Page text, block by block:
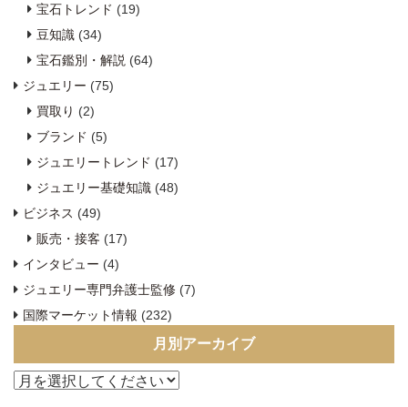
宝石トレンド (19)
豆知識 (34)
宝石鑑別・解説 (64)
ジュエリー (75)
買取り (2)
ブランド (5)
ジュエリートレンド (17)
ジュエリー基礎知識 (48)
ビジネス (49)
販売・接客 (17)
インタビュー (4)
ジュエリー専門弁護士監修 (7)
国際マーケット情報 (232)
月別アーカイブ